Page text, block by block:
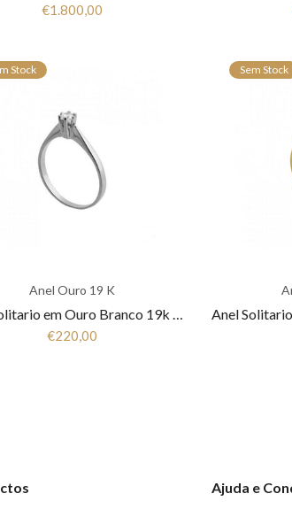
€1.800,00
Stock
Anel Ouro 19 K
Anel Solitario em Ouro Branco 19k FLA-2AN13B
€220,00
Sem Stock
Ajuda e